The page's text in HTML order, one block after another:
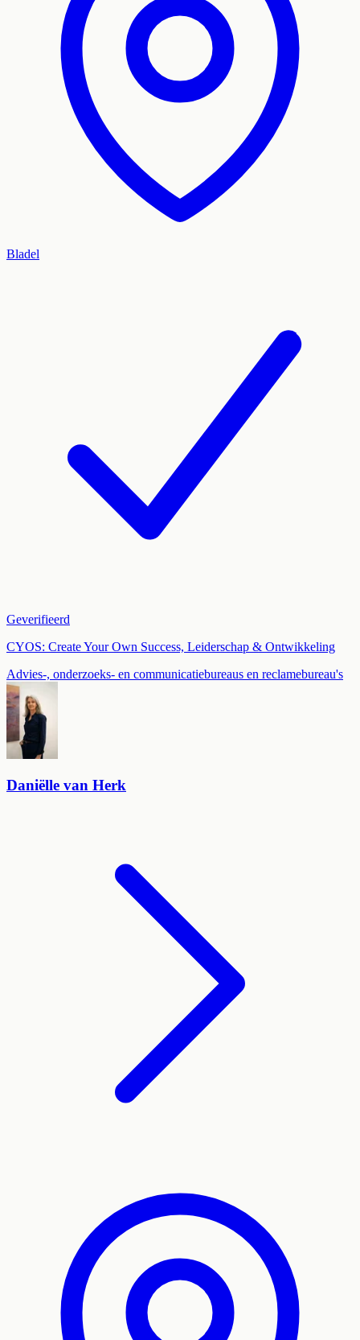
Bladel
Geverifieerd
CYOS: Create Your Own Success, Leiderschap & Ontwikkeling
Advies-, onderzoeks- en communicatiebureaus en reclamebureau's
Daniëlle van Herk